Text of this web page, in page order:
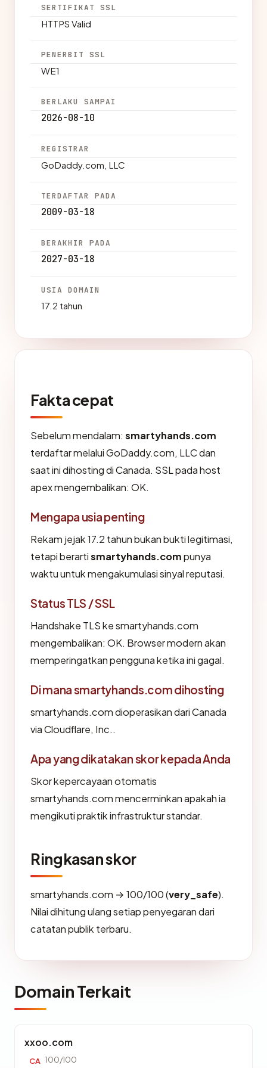
SERTIFIKAT SSL
HTTPS Valid
PENERBIT SSL
WE1
BERLAKU SAMPAI
2026-08-10
REGISTRAR
GoDaddy.com, LLC
TERDAFTAR PADA
2009-03-18
BERAKHIR PADA
2027-03-18
USIA DOMAIN
17.2 tahun
Fakta cepat
Sebelum mendalam: smartyhands.com
terdaftar melalui GoDaddy.com, LLC dan
saat ini dihosting di Canada. SSL pada host
apex mengembalikan: OK.
Mengapa usia penting
Rekam jejak 17.2 tahun bukan bukti legitimasi,
tetapi berartismartyhands.compunya
waktu untuk mengakumulasi sinyal reputasi.
Status TLS / SSL
Handshake TLS ke smartyhands.com
mengembalikan: OK. Browser modern akan
memperingatkan pengguna ketika ini gagal.
Di mana smartyhands.com dihosting
smartyhands.com dioperasikan dari Canada
via Cloudflare, Inc..
Apa yang dikatakan skor kepada Anda
Skor kepercayaan otomatis
smartyhands.com mencerminkan apakah ia
mengikuti praktik infrastruktur standar.
Ringkasan skor
smartyhands.com → 100/100 (very_safe).
Nilai dihitung ulang setiap penyegaran dari
catatan publik terbaru.
Domain Terkait
xxoo.com
CA 100/100